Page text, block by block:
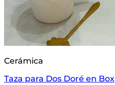
Cerámica
Taza para Dos Doré en Box